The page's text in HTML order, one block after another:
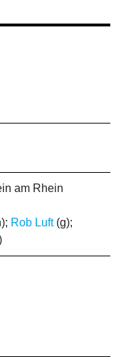
am Rhein
Rob Luft(g);